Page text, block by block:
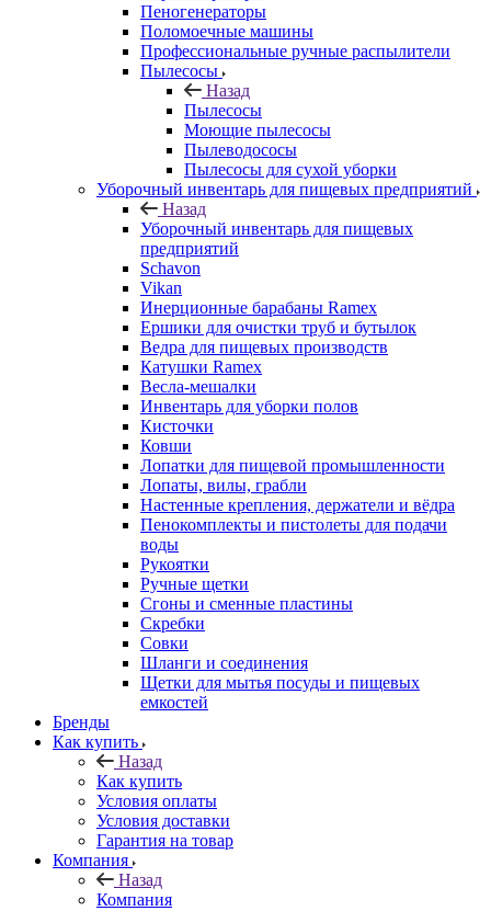
Пеногенераторы
Поломоечные машины
Профессиональные ручные распылители
Пылесосы
Назад
Пылесосы
Моющие пылесосы
Пылеводососы
Пылесосы для сухой уборки
Уборочный инвентарь для пищевых предприятий
Назад
Уборочный инвентарь для пищевых
предприятий
Schavon
Vikan
Инерционные барабаны Ramex
Ершики для очистки труб и бутылок
Ведра для пищевых производств
Катушки Ramex
Весла-мешалки
Инвентарь для уборки полов
Кисточки
Ковши
Лопатки для пищевой промышленности
Лопаты, вилы, грабли
Настенные крепления, держатели и вёдра
Пенокомплекты и пистолеты для подачи
воды
Рукоятки
Ручные щетки
Сгоны и сменные пластины
Скребки
Совки
Шланги и соединения
Щетки для мытья посуды и пищевых
емкостей
Бренды
Как купить
Назад
Как купить
Условия оплаты
Условия доставки
Гарантия на товар
Компания
Назад
Компания